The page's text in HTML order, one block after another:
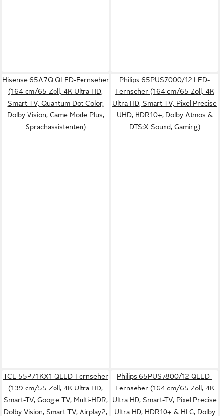
Hisense 65A7Q QLED-Fernseher
(164 cm/65 Zoll, 4K Ultra HD,
Smart-TV, Quantum Dot Color,
Dolby Vision, Game Mode Plus,
Sprachassistenten)
Philips 65PUS7000/12 LED-
Fernseher (164 cm/65 Zoll, 4K
Ultra HD, Smart-TV, Pixel Precise
UHD, HDR10+, Dolby Atmos &
DTS:X Sound, Gaming)
TCL 55P71KX1 QLED-Fernseher
(139 cm/55 Zoll, 4K Ultra HD,
Smart-TV, Google TV, Multi-HDR,
Dolby Vision, Smart TV, Airplay2,
Philips 65PUS7800/12 QLED-
Fernseher (164 cm/65 Zoll, 4K
Ultra HD, Smart-TV, Pixel Precise
Ultra HD, HDR10+ & HLG, Dolby